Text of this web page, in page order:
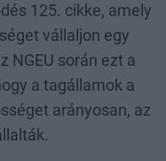
125. cikke, amely
vállaljon egy
NGEU során ezt a
a tagállamok a
arányosan, az